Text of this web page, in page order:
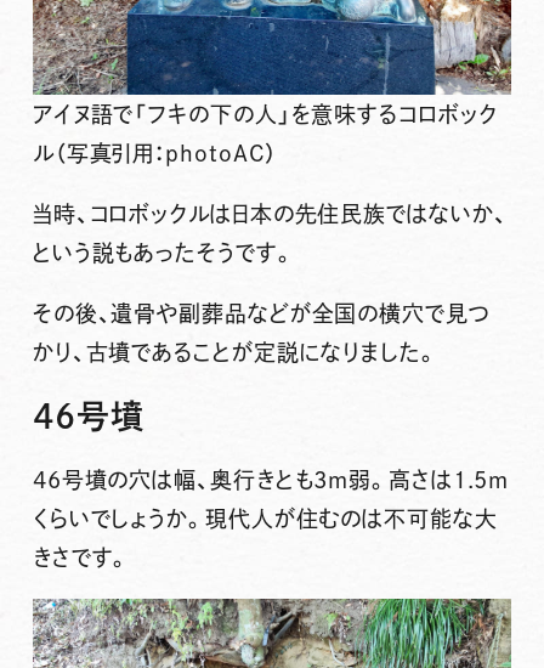
アイヌ語で「フキの下の人」を意味するコロボック
ル（写真引用：photoAC）
当時、コロボックルは日本の先住民族ではないか、
という説もあったそうです。
その後、遺骨や副葬品などが全国の横穴で見つ
かり、古墳であることが定説になりました。
46号墳
46号墳の穴は幅、奥行きとも3m弱。高さは1.5m
くらいでしょうか。現代人が住むのは不可能な大
きさです。